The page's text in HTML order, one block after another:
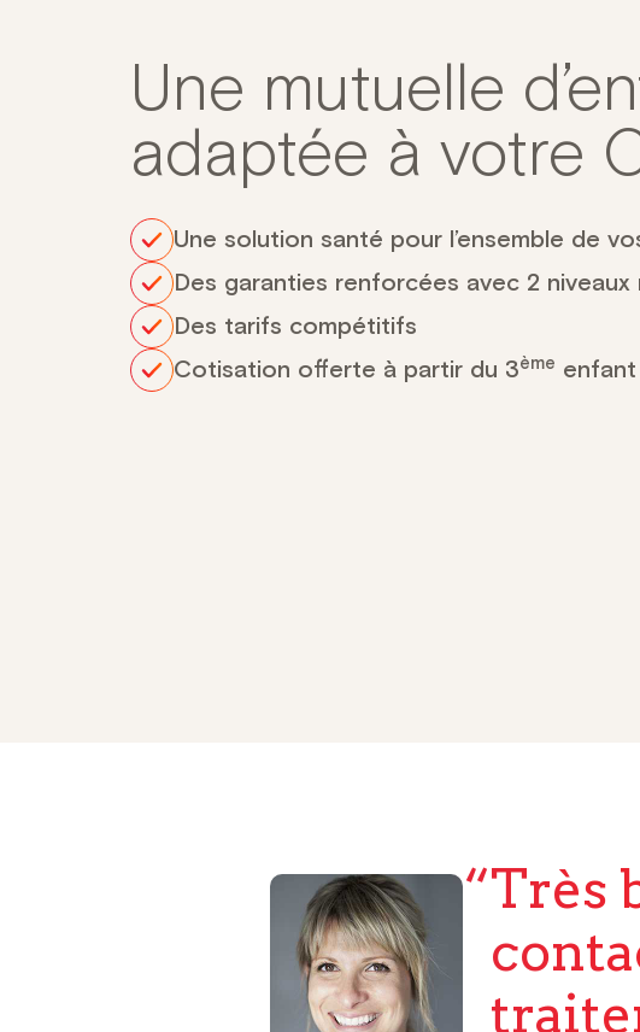
Une mutuelle
adaptée à votre
Une solution santé pour l’ensemble de
Des garanties renforcées avec 2 niveaux
Des tarifs compétitifs
Cotisation offerte à partir du 3ème enfant
Très